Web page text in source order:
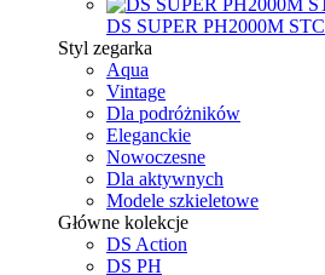
DS SUPER PH2000M STC
Styl zegarka
Aqua
Vintage
Dla podróżników
Eleganckie
Nowoczesne
Dla aktywnych
Modele szkieletowe
Główne kolekcje
DS Action
DS PH